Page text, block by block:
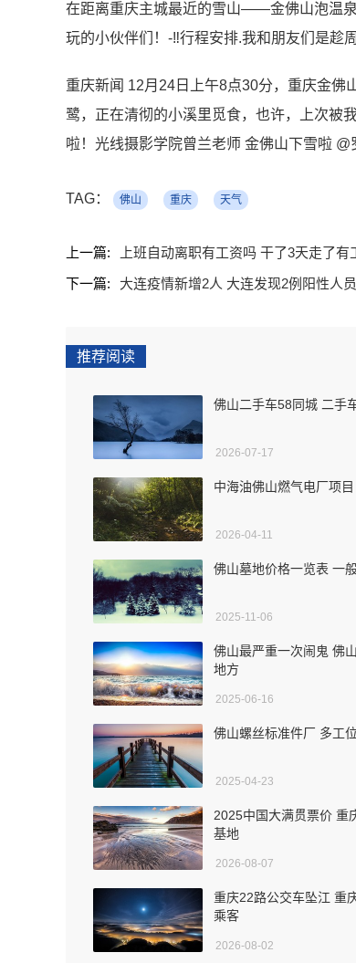
在距离重庆主城最近的雪山——金佛山泡温
玩的小伙伴们！-‼️行程安排.我和朋友们是趁
重庆新闻 12月24日上午8点30分，重庆金佛
鹭，正在清彻的小溪里觅食，也许，上次被
啦！光线摄影学院曾兰老师 金佛山下雪啦
TAG： 佛山 重庆 天气
上一篇:
上班自动离职有工资吗 干了3天走了有
下一篇:
大连疫情新增2人 大连发现2例阳性人员
推荐阅读
佛山二手车58同城 二手
2026-07-17
中海油佛山燃气电厂项目
2026-04-11
佛山墓地价格一览表 一
2025-11-06
佛山最严重一次闹鬼 佛
地方
2025-06-16
佛山螺丝标准件厂 多工
2025-04-23
2025中国大满贯票价 重
基地
2026-08-07
重庆22路公交车坠江 重
乘客
2026-08-02